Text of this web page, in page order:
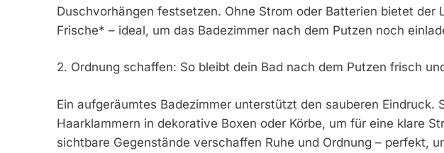
Duschvorhängen festsetzen. Ohne Strom oder Batterien bietet der
Frische* – ideal, um das Badezimmer nach dem Putzen noch
2. Ordnung schaffen: So bleibt dein Bad nach dem Putzen frisch
Ein aufgeräumtes Badezimmer unterstützt den sauberen Eindruck.
Haarklammern in dekorative Boxen oder Körbe, um für eine klare
sichtbare Gegenstände verschaffen Ruhe und Ordnung – perfekt,